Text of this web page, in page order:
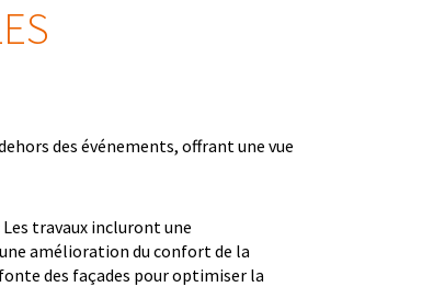
des événements, offrant une vue
Les travaux incluront une
amélioration du confort de la
des façades pour optimiser la